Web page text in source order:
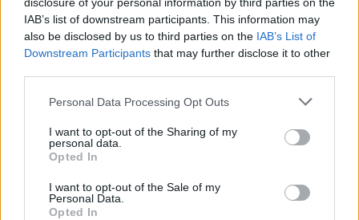
IAB’s list of downstream participants. This information may
also be disclosed by us to third parties on the IAB’s List of
Downstream Participants that may further disclose it to other
Personal Data Processing Opt Outs
I want to opt-out of the Sharing of my
personal data.
Opted In
I want to opt-out of the Sale of my
Personal Data.
Opted In
00:00:30
Vaizdai iš tragiškos avarijos Vilniaus r.: dviejų moterų ir
vaiko gyvybių išgelbėti nepavyko
Žinios | Lietuvos diena
00:00:57
Savaitės vidurys nusimato karštas: temperatūra kils iki
32 laipsnių šilumos
Žinios | Orai
V. Zalužno pasisakymą laiko bandymu įsitvirtinti